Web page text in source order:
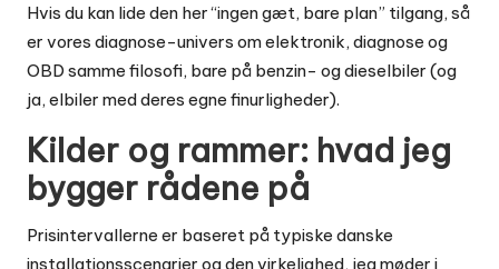
Hvis du kan lide den her “ingen gæt, bare plan” tilgang, så
er vores diagnose-univers omelektronik, diagnose og
OBDsamme filosofi, bare på benzin- og dieselbiler (og
ja, elbiler med deres egne finurligheder).
Kilder og rammer: hvad jeg
bygger rådene på
Prisintervallerne er baseret på typiske danske
installationsscenarier og den virkelighed, jeg møder i